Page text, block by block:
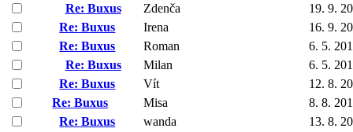
Re: Buxus
Zdenča
19. 9.
Re: Buxus
Irena
16. 9.
Re: Buxus
Roman
6. 5.
Re: Buxus
Milan
6. 5.
Re: Buxus
Vít
12. 8.
Re: Buxus
Misa
8. 8.
Re: Buxus
wanda
13. 8.